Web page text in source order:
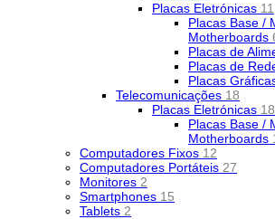
Placas Eletrónicas 11
Placas Base /
Motherboards
Placas de
Placas de
Placas
Telecomunicações 18
Placas Eletrónicas 18
Placas Base /
Motherboards
Computadores Fixos 12
Computadores Portáteis 27
Monitores 2
Smartphones 15
Tablets 2